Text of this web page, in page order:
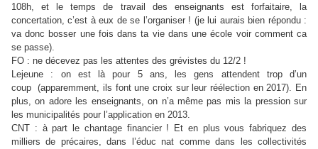
108h, et le temps de travail des enseignants est forfaitaire, la
concertation, c’est à eux de se l’organiser ! (je lui aurais bien répondu :
va donc bosser une fois dans ta vie dans une école voir comment ca
se passe).
FO : ne décevez pas les attentes des grévistes du 12/2 !
Lejeune : on est là pour 5 ans, les gens attendent trop d’un
coup (apparemment, ils font une croix sur leur réélection en 2017). En
plus, on adore les enseignants, on n’a même pas mis la pression sur
les municipalités pour l’application en 2013.
CNT : à part le chantage financier ! Et en plus vous fabriquez des
milliers de précaires, dans l’éduc nat comme dans les collectivités